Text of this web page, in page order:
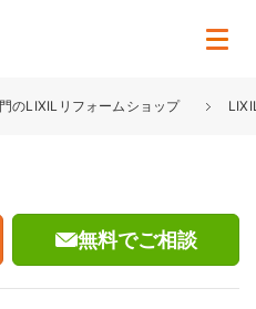
のLIXILリフォームショップ
無料でご相談